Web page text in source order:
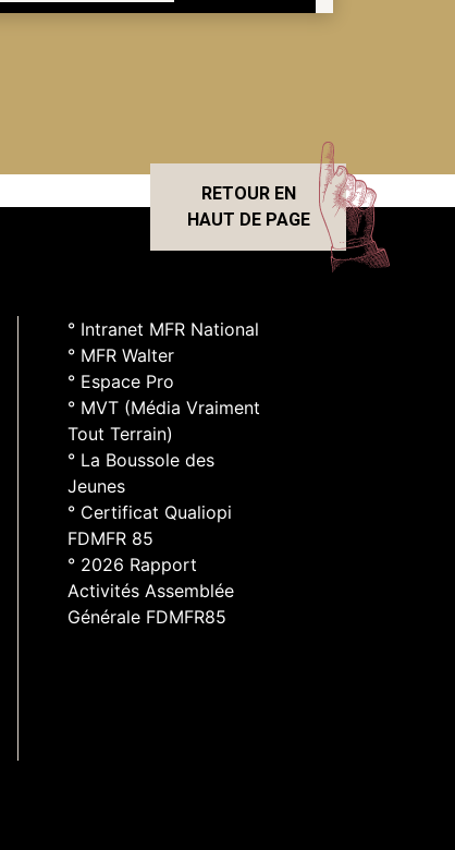
RETOUR EN
HAUT DE PAGE
° Intranet MFR National
° MFR Walter
° Espace Pro
° MVT (Média Vraiment
Tout Terrain)
° La Boussole des
Jeunes
° Certificat Qualiopi
FDMFR 85
° 2026 Rapport
Activités Assemblée
Générale FDMFR85